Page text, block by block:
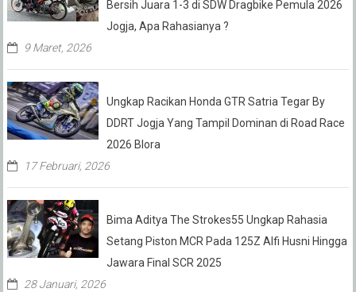
Bersih Juara 1-3 di SDW Dragbike Pemula 2026
Jogja, Apa Rahasianya ?
9 Maret, 2026
Ungkap Racikan Honda GTR Satria Tegar By
DDRT Jogja Yang Tampil Dominan di Road Race
2026 Blora
17 Februari, 2026
Bima Aditya The Strokes55 Ungkap Rahasia
Setang Piston MCR Pada 125Z Alfi Husni Hingga
Jawara Final SCR 2025
28 Januari, 2026